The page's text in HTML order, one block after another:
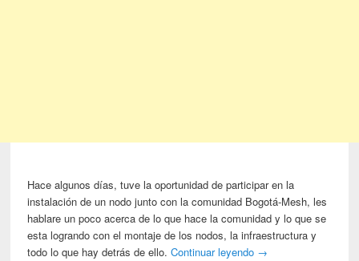
Hace algunos días, tuve la oportunidad de participar en la
instalación de un nodo junto con la comunidad Bogotá-Mesh, les
hablare un poco acerca de lo que hace la comunidad y lo que se
esta logrando con el montaje de los nodos, la infraestructura y
todo lo que hay detrás de ello.Continuar leyendo →